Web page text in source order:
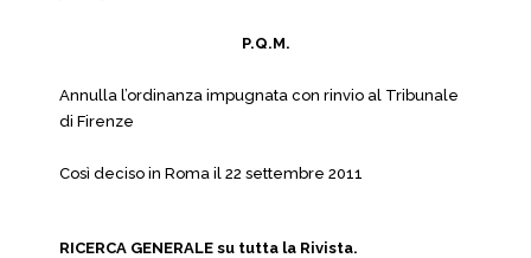
P.Q.M.
Annulla l’ordinanza impugnata con rinvio al Tribunale
di Firenze
Così deciso in Roma il 22 settembre 2011
RICERCA GENERALE su tutta la Rivista.